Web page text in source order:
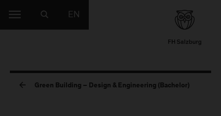
EN
Green Building – Design & Engineering (Bachelor)